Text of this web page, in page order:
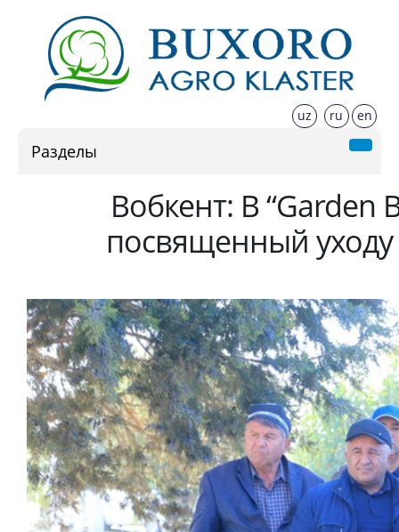
uz ru en
Разделы
Вобкент: В “Garden
посвященный